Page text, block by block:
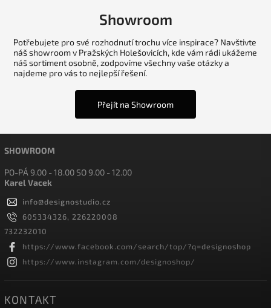
Showroom
Potřebujete pro své rozhodnutí trochu více inspirace? Navštivte
náš showroom v Pražských Holešovicích, kde vám rádi ukážeme
náš sortiment osobně, zodpovíme všechny vaše otázky a
najdeme pro vás to nejlepší řešení.
Přejít na Showroom
SHOWROOM
PO-PÁ 9.00 - 18.00 SO 9.00 - 12.00
Karel Vacek
info@designostudio.cz
605334326, 226220008
732232010
https://www.facebook.com/search/top/?q=designoshop
https://www.instagram.com/designoshop/
KONTAKT